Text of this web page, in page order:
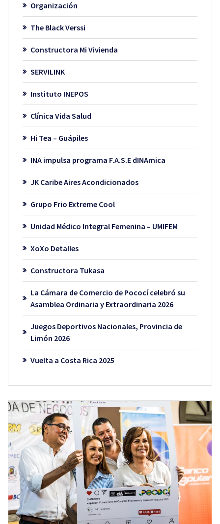
Organización
The Black Verssi
Constructora Mi Vivienda
SERVILINK
Instituto INEPOS
Clínica Vida Salud
Hi Tea – Guápiles
INA impulsa programa F.A.S.E dINAmica
JK Caribe Aires Acondicionados
Grupo Frio Extreme Cool
Unidad Médico Integral Femenina – UMIFEM
XoXo Detalles
Constructora Tukasa
La Cámara de Comercio de Pococí celebró su
Asamblea Ordinaria y Extraordinaria 2026
Juegos Deportivos Nacionales, Provincia de
Limón 2026
Vuelta a Costa Rica 2025